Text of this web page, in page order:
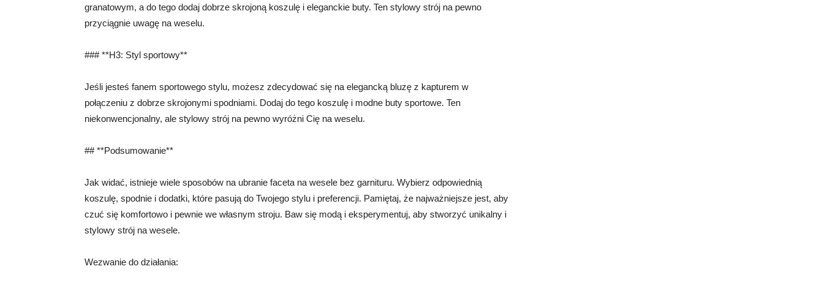
granatowym, a do tego dodaj dobrze skrojoną koszulę i eleganckie buty. Ten stylowy strój na pewno
przyciągnie uwagę na weselu.
### **H3: Styl sportowy**
Jeśli jesteś fanem sportowego stylu, możesz zdecydować się na elegancką bluzę z kapturem w
połączeniu z dobrze skrojonymi spodniami. Dodaj do tego koszulę i modne buty sportowe. Ten
niekonwencjonalny, ale stylowy strój na pewno wyróżni Cię na weselu.
## **Podsumowanie**
Jak widać, istnieje wiele sposobów na ubranie faceta na wesele bez garnituru. Wybierz odpowiednią
koszulę, spodnie i dodatki, które pasują do Twojego stylu i preferencji. Pamiętaj, że najważniejsze jest, aby
czuć się komfortowo i pewnie we własnym stroju. Baw się modą i eksperymentuj, aby stworzyć unikalny i
stylowy strój na wesele.
Wezwanie do działania: